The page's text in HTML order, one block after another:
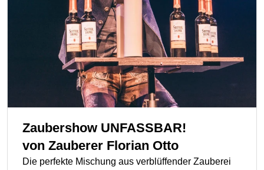
Zaubershow UNFASSBAR!
von Zauberer Florian Otto
Die perfekte Mischung aus verblüffender Zauberei